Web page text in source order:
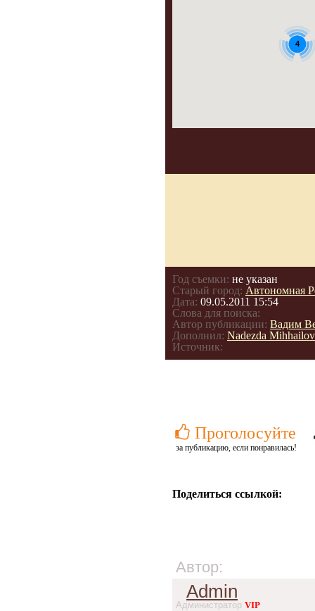
4
Год съемки: не указан
Старый город: Автономная
Дата: 09.05.2011 15:54
Слова для поиска:
Автор публикации: Вадим
Дополнил: Nadezda
Источник:
Проголосуйте
за публикацию, если понравилась!
Поделиться ссылкой:
Автор:
Admin
Администратор VIP